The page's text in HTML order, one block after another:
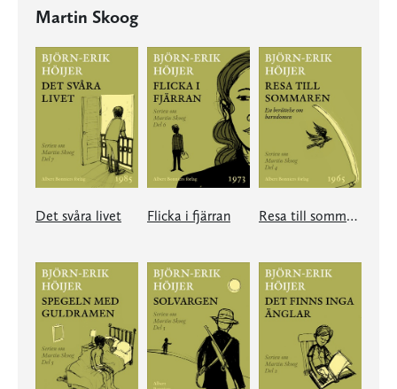
Martin Skoog
Det svåra livet Flicka i fjärran Resa till sommaren